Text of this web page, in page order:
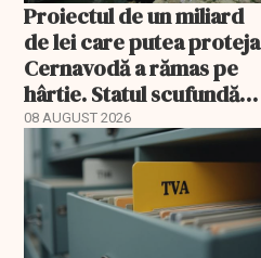
Proiectul de un miliard
de lei care putea proteja
Cernavodă a rămas pe
hârtie. Statul scufundă
acum barje în Dunăre
08 AUGUST 2026